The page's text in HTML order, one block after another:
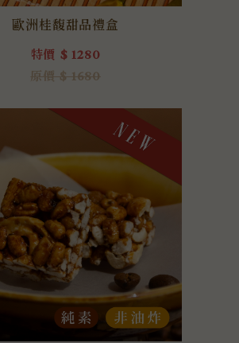
歐洲桂馥甜品禮盒
原價 $ 1680
特價 $ 1280